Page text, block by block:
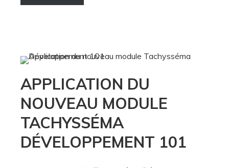
APPLICATION DU
NOUVEAU MODULE
TACHYSSÉMA
DÉVELOPPEMENT 101